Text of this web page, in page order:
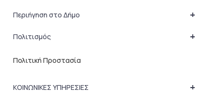
+
Περιήγηση στο Δήμο
+
Πολιτισμός
Πολιτική Προστασία
+
ΚΟΙΝΩΝΙΚΕΣ ΥΠΗΡΕΣΙΕΣ